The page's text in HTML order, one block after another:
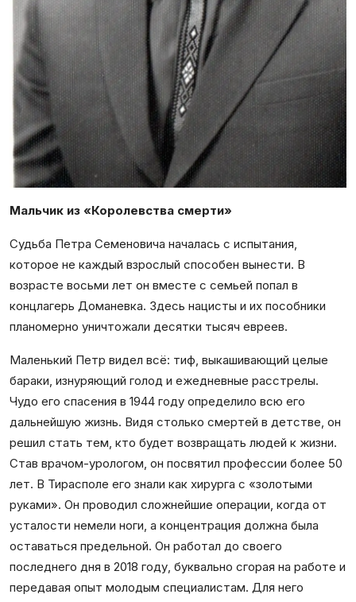
Мальчик из «Королевства смерти»
Судьба Петра Семеновича началась с испытания,
которое не каждый взрослый способен вынести. В
возрасте восьми лет он вместе с семьей попал в
концлагерь Доманевка. Здесь нацисты и их пособники
планомерно уничтожали десятки тысяч евреев.
Маленький Петр видел всё: тиф, выкашивающий целые
бараки, изнуряющий голод и ежедневные расстрелы.
Чудо его спасения в 1944 году определило всю его
дальнейшую жизнь. Видя столько смертей в детстве, он
решил стать тем, кто будет возвращать людей к жизни.
Став врачом-урологом, он посвятил профессии более 50
лет. В Тирасполе его знали как хирурга с «золотыми
руками». Он проводил сложнейшие операции, когда от
усталости немели ноги, а концентрация должна была
оставаться предельной. Он работал до своего
последнего дня в 2018 году, буквально сгорая на работе и
передавая опыт молодым специалистам. Для него